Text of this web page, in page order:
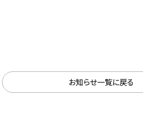
お知らせ一覧に戻る